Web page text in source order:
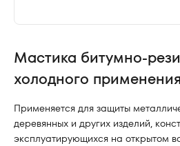
Мастика битумно-
холодного применения
Применяется для защиты
деревянных и других изделий,
эксплуатирующихся на открытом